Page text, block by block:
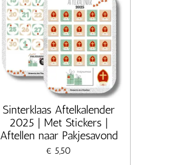
Sinterklaas Aftelkalender
2025 | Met Stickers |
Aftellen naar Pakjesavond
€ 5,50